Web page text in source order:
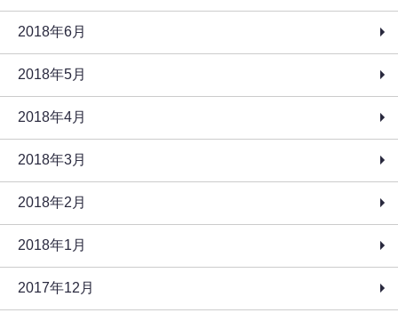
2018年6月
2018年5月
2018年4月
2018年3月
2018年2月
2018年1月
2017年12月